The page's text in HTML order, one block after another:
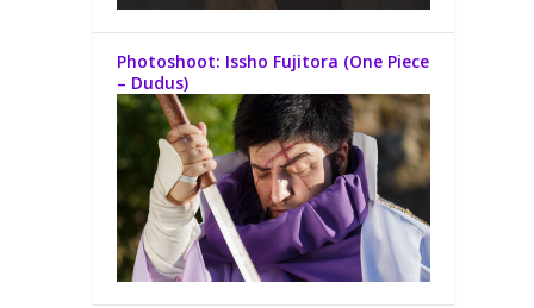
Photoshoot: Issho Fujitora (One Piece
– Dudus)